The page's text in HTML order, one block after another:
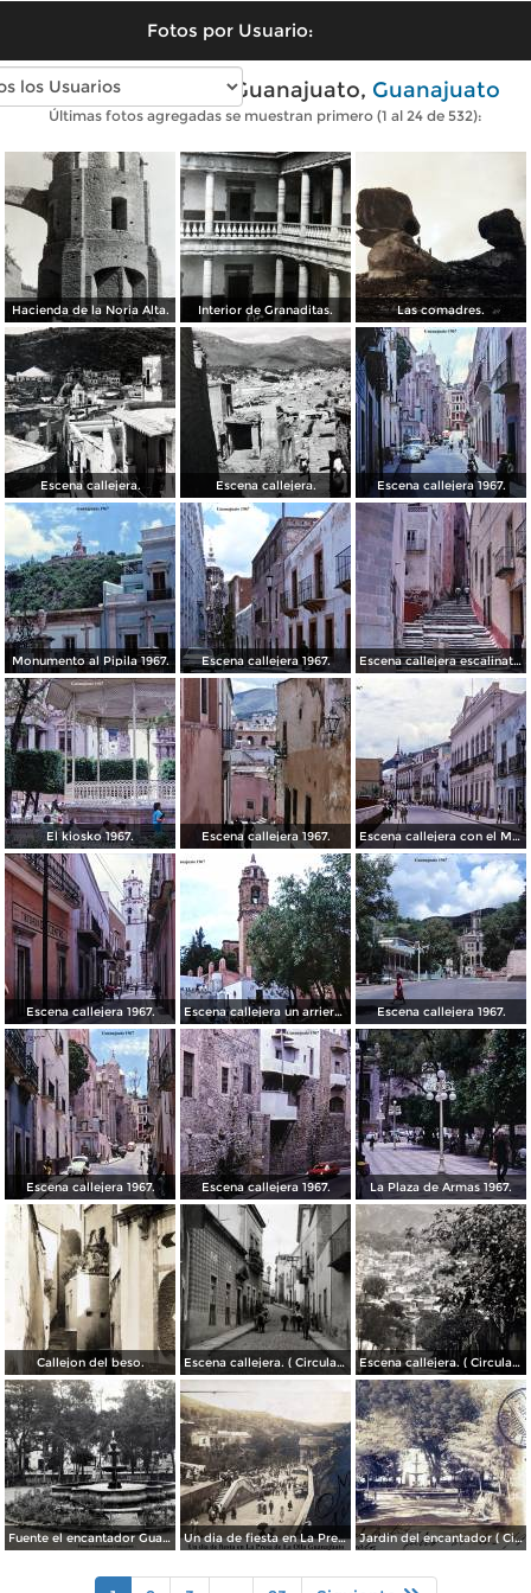
Fotos por Usuario:
Fotos antiguas de Guanajuato, Guanajuato
Últimas fotos agregadas se muestran primero (1 al 24 de 532):
Hacienda de la Noria Alta. Interior de Granaditas. Las comadres.
Escena callejera. Escena callejera. Escena callejera 1967.
Monumento al Pipila 1967. Escena callejera 1967. Escena callejera escalinata 1967.
El kiosko 1967. Escena callejera 1967. Escena callejera con el Mto al Pipila al fondo 1967.
Escena callejera 1967. Escena callejera un arriero 1967. Escena callejera 1967.
Escena callejera 1967. Escena callejera 1967. La Plaza de Armas 1967.
Callejon del beso. Escena callejera. ( Circulada el 13 de Mayo de 1941 ). Escena callejera. ( Circulada el 14 de Diciembre de 1930 ).
Fuente el encantador Guanajuato. Un dia de fiesta en La Presa de La Olla Guanajuato ( Circulada el 9 de Agosto de 1905 ). Jardin del encantador ( Circulada el 30 de Julio de 1905 ).